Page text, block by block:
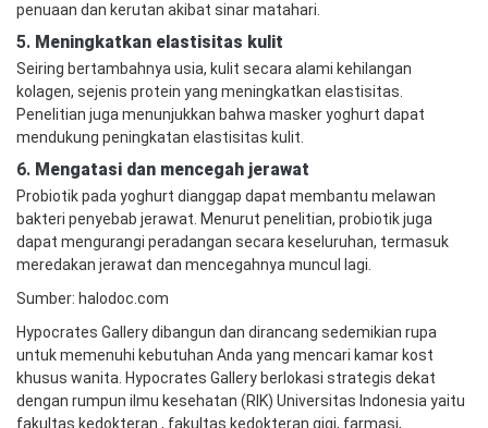
penuaan dan kerutan akibat sinar matahari.
5. Meningkatkan elastisitas kulit
Seiring bertambahnya usia, kulit secara alami kehilangan
kolagen, sejenis protein yang meningkatkan elastisitas.
Penelitian juga menunjukkan bahwa masker yoghurt dapat
mendukung peningkatan elastisitas kulit.
6. Mengatasi dan mencegah jerawat
Probiotik pada yoghurt dianggap dapat membantu melawan
bakteri penyebab jerawat. Menurut penelitian, probiotik juga
dapat mengurangi peradangan secara keseluruhan, termasuk
meredakan jerawat dan mencegahnya muncul lagi.
Sumber: halodoc.com
Hypocrates Gallery dibangun dan dirancang sedemikian rupa
untuk memenuhi kebutuhan Anda yang mencari kamar kost
khusus wanita. Hypocrates Gallery berlokasi strategis dekat
dengan rumpun ilmu kesehatan (RIK) Universitas Indonesia yaitu
fakultas kedokteran , fakultas kedokteran gigi, farmasi,